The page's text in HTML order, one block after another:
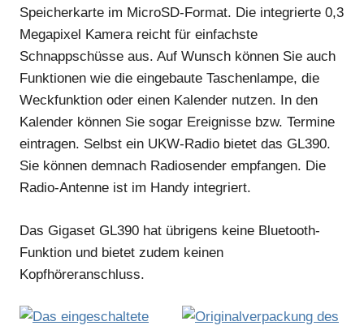
Speicherkarte im MicroSD-Format. Die integrierte 0,3
Megapixel Kamera reicht für einfachste
Schnappschüsse aus. Auf Wunsch können Sie auch
Funktionen wie die eingebaute Taschenlampe, die
Weckfunktion oder einen Kalender nutzen. In den
Kalender können Sie sogar Ereignisse bzw. Termine
eintragen. Selbst ein UKW-Radio bietet das GL390.
Sie können demnach Radiosender empfangen. Die
Radio-Antenne ist im Handy integriert.
Das Gigaset GL390 hat übrigens keine Bluetooth-
Funktion und bietet zudem keinen
Kopfhöreranschluss.